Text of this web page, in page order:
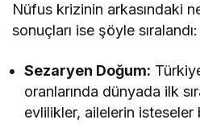
Nüfus krizinin arkasındaki
sonuçları ise şöyle sıralandı:
Sezaryen Doğum:
oranlarında dünyada ilk
evlilikler, ailelerin